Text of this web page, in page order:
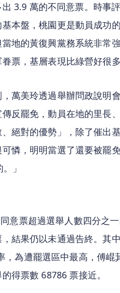
3.9 萬的不同意票。時事
本盤，桃園更是動員成功
地的黃復興黨務系統非常
票，基層表現比綠營好很多
萬美玲透過舉辦問政說明
反罷免，動員在地的里長
絕對的優勢」，除了催出
憐，明明當選了還要被罷
」
意票超過選舉人數四分之一
結果仍以未通過告終。其
，為遭罷選區中最高，傅崐
得票數 68786 票接近。